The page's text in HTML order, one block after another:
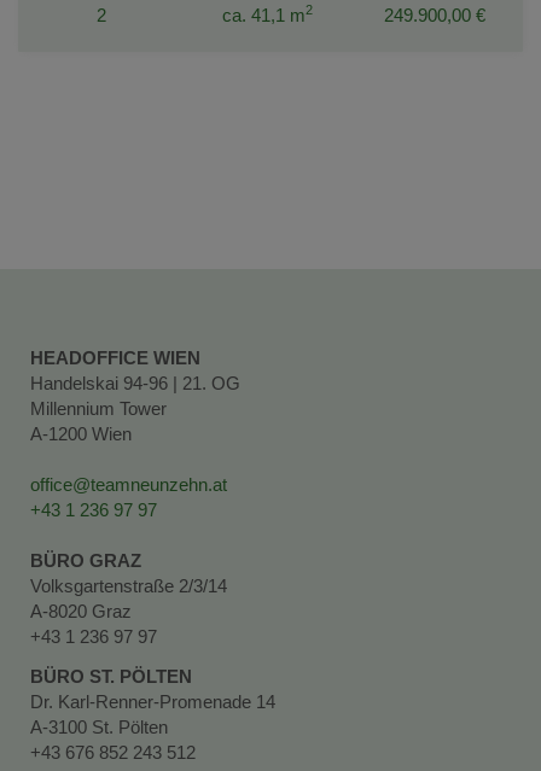
2
ca. 41,1 m2
249.900,00 €
HEADOFFICE WIEN
Handelskai 94-96 | 21. OG
Millennium Tower
A-1200 Wien
office@teamneunzehn.at
+43 1 236 97 97
BÜRO GRAZ
Volksgartenstraße 2/3/14
A-8020 Graz
+43 1 236 97 97
BÜRO ST. PÖLTEN
Dr. Karl-Renner-Promenade 14
A-3100 St. Pölten
+43 676 852 243 512